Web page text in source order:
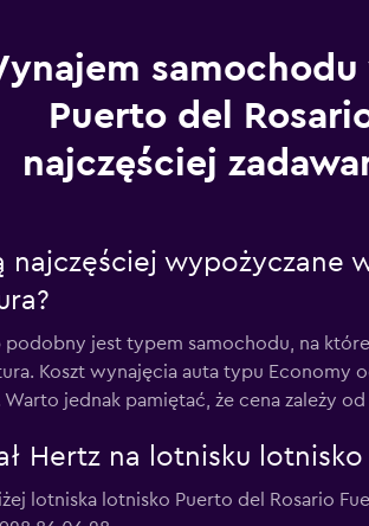
Puerto del
najczęściej
najczęściej wypożyczane
jest typem samochodu, na
Koszt wynajęcia auta typu Economy
Warto jednak pamiętać, że cena zależy
Hertz na lotnisku
lotniska lotnisko Puerto del Rosario